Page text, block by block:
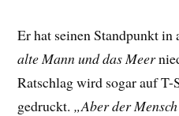
Er hat seinen Standpunkt
alte Mann und das Meer
Ratschlag wird sogar auf T-
gedruckt. „Aber der